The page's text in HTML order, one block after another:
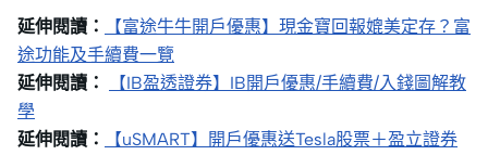
延伸閱讀：
【富途牛牛開戶優惠】現金寶回報媲美定存？富
途功能及手續費一覽
延伸閱讀：
【IB盈透證券】IB開戶優惠/手續費/入錢圖解教
學
延伸閱讀：
【uSMART】開戶優惠送Tesla股票＋盈立證券